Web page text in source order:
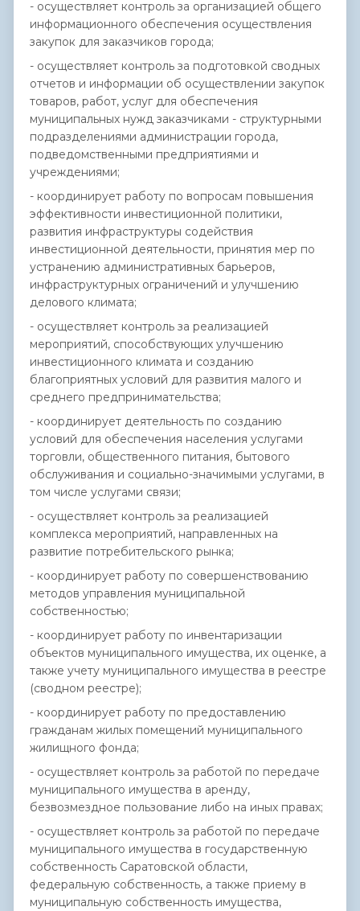
- осуществляет контроль за организацией общего
информационного обеспечения осуществления
закупок для заказчиков города;
- осуществляет контроль за подготовкой сводных
отчетов и информации об осуществлении закупок
товаров, работ, услуг для обеспечения
муниципальных нужд заказчиками - структурными
подразделениями администрации города,
подведомственными предприятиями и
учреждениями;
- координирует работу по вопросам повышения
эффективности инвестиционной политики,
развития инфраструктуры содействия
инвестиционной деятельности, принятия мер по
устранению административных барьеров,
инфраструктурных ограничений и улучшению
делового климата;
- осуществляет контроль за реализацией
мероприятий, способствующих улучшению
инвестиционного климата и созданию
благоприятных условий для развития малого и
среднего предпринимательства;
- координирует деятельность по созданию
условий для обеспечения населения услугами
торговли, общественного питания, бытового
обслуживания и социально-значимыми услугами, в
том числе услугами связи;
- осуществляет контроль за реализацией
комплекса мероприятий, направленных на
развитие потребительского рынка;
- координирует работу по совершенствованию
методов управления муниципальной
собственностью;
- координирует работу по инвентаризации
объектов муниципального имущества, их оценке, а
также учету муниципального имущества в реестре
(сводном реестре);
- координирует работу по предоставлению
гражданам жилых помещений муниципального
жилищного фонда;
- осуществляет контроль за работой по передаче
муниципального имущества в аренду,
безвозмездное пользование либо на иных правах;
- осуществляет контроль за работой по передаче
муниципального имущества в государственную
собственность Саратовской области,
федеральную собственность, а также приему в
муниципальную собственность имущества,